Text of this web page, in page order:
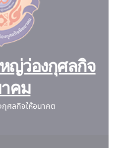
ญ่ว่องกุศลกิจ
คม
ศลกิจให้อนาคต